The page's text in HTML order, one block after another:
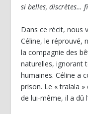
si belles, discrètes…
Dans ce récit, nous
Céline, le réprouvé,
la compagnie des
naturelles, ignorant
humaines. Céline a
prison. Le « tralala »
de lui-même, il a dû